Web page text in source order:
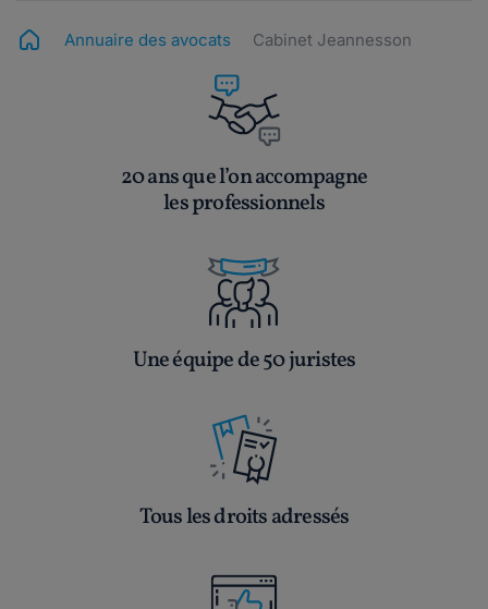
Annuaire des avocats Cabinet Jeannesson
20 ans que l’on accompagne
les professionnels
Une équipe de 50 juristes
Tous les droits adressés